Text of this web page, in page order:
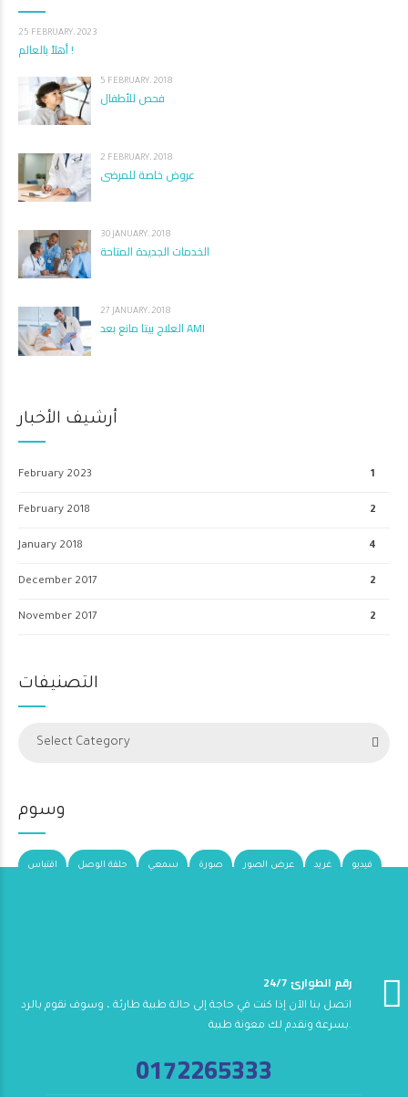
25 FEBRUARY، 2023
أهلاً بالعالم !
5 FEBRUARY، 2018
فحص للأطفال
2 FEBRUARY، 2018
عروض خاصة للمرضى
30 JANUARY، 2018
الخدمات الجديدة المتاحة
27 JANUARY، 2018
العلاج بيتا مانع بعد AMI
أرشيف الأخبار
February 2023 1
February 2018 2
January 2018 4
December 2017 2
November 2017 2
التصنيفات
Select Category
وسوم
اقتباس حلقة الوصل سمعي صورة عرض الصور غريد فيديو
24/7 رقم الطوارئ
اتصل بنا الآن إذا كنت في حاجة إلى حالة طبية طارئة ، وسوف نقوم بالرد
بسرعة ونقدم لك معونة طبية.
0172265333